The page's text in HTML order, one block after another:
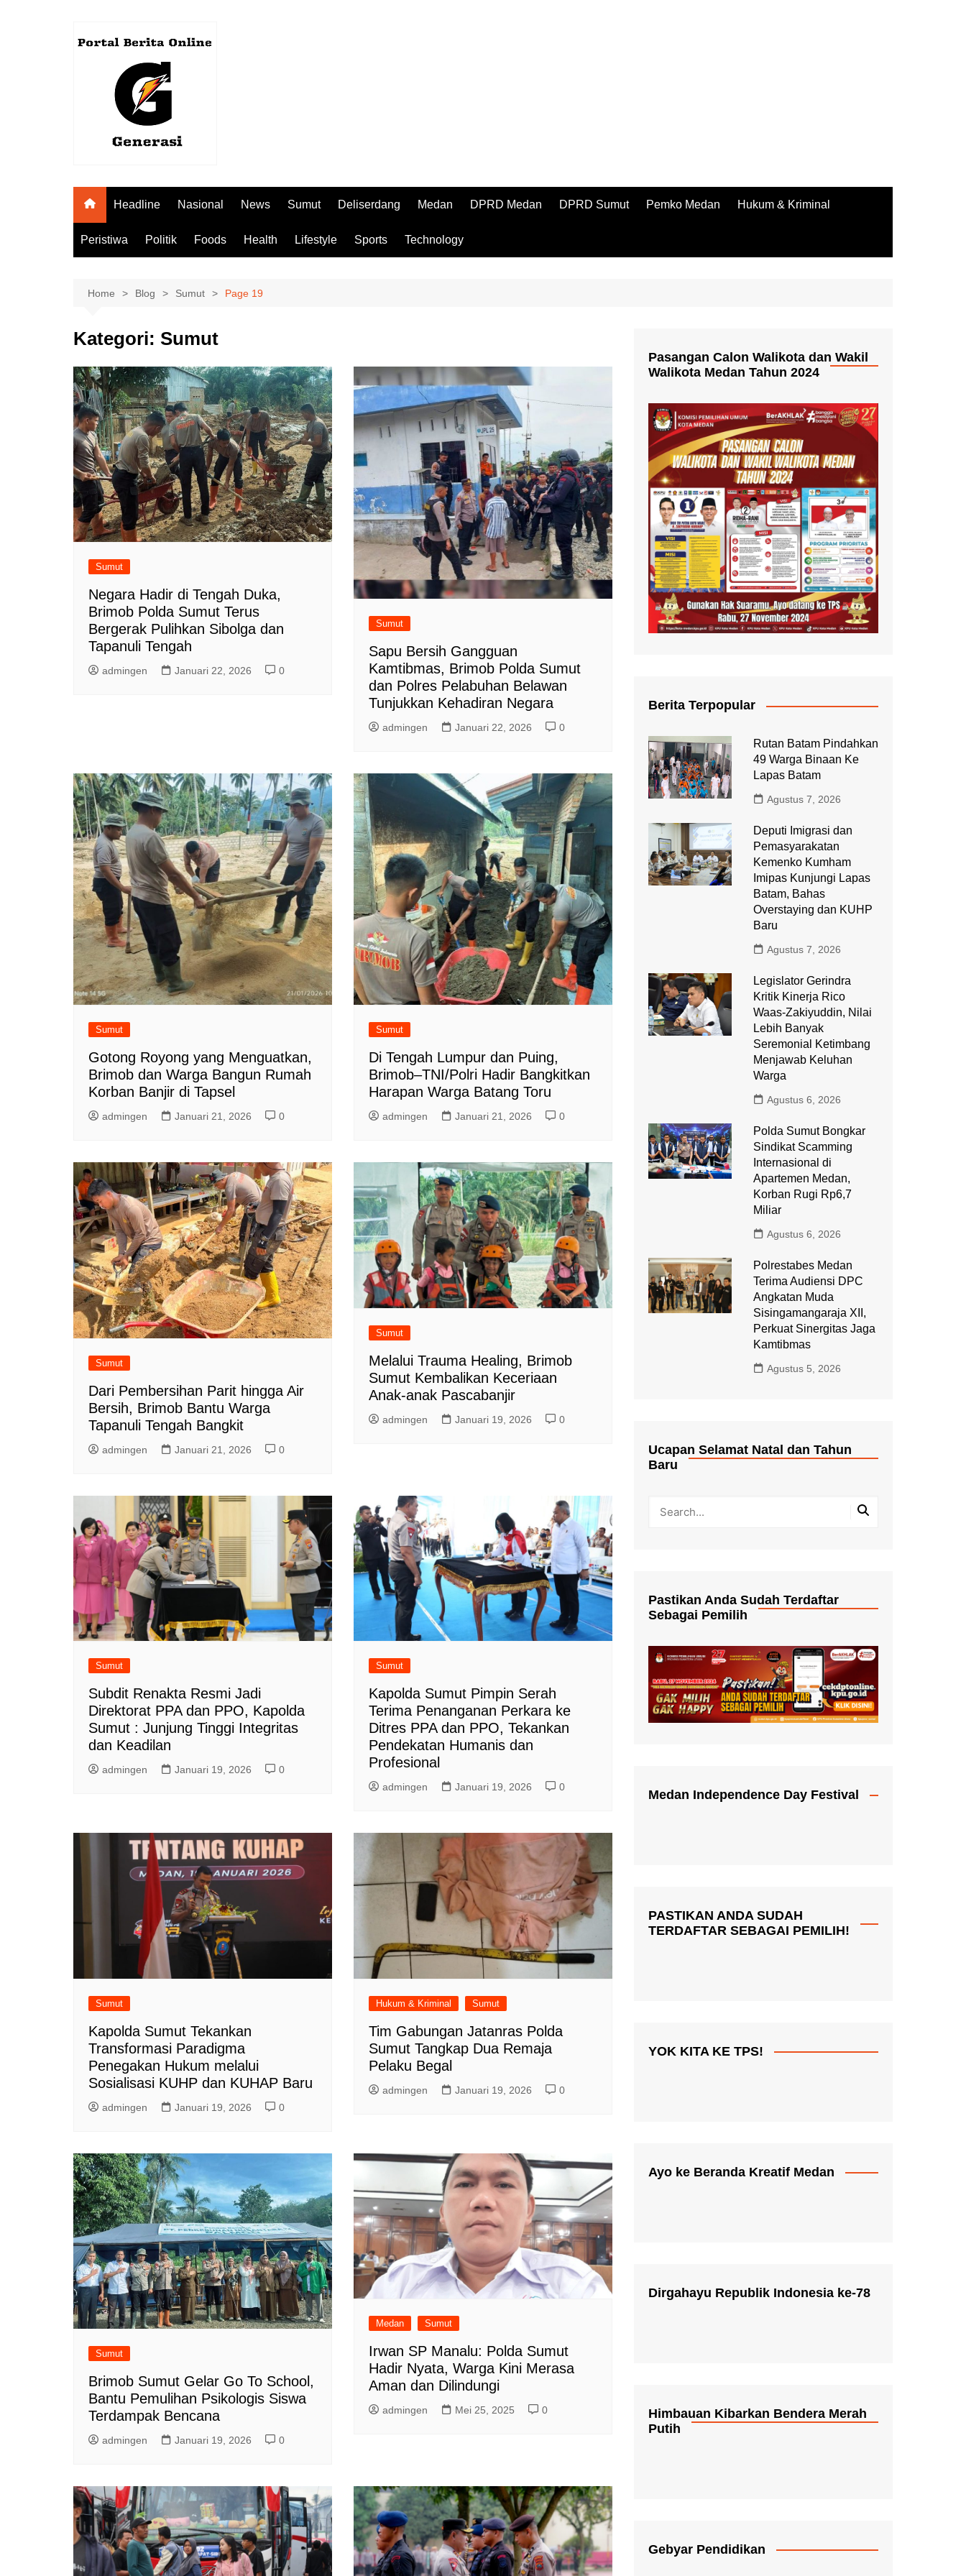
Headline Nasional News Sumut Deliserdang Medan DPRD Medan DPRD Sumut Pemko Medan Hukum & Kriminal
Peristiwa Politik Foods Health Lifestyle Sports Technology
Home Blog Sumut Page 19
Kategori: Sumut
Sumut
Negara Hadir di Tengah Duka,
Brimob Polda Sumut Terus
Bergerak Pulihkan Sibolga dan
Tapanuli Tengah
admingen Januari 22, 2026 0
Sumut
Sapu Bersih Gangguan
Kamtibmas, Brimob Polda Sumut
dan Polres Pelabuhan Belawan
Tunjukkan Kehadiran Negara
admingen Januari 22, 2026 0
Sumut
Gotong Royong yang Menguatkan,
Brimob dan Warga Bangun Rumah
Korban Banjir di Tapsel
admingen Januari 21, 2026 0
Sumut
Di Tengah Lumpur dan Puing,
Brimob–TNI/Polri Hadir Bangkitkan
Harapan Warga Batang Toru
admingen Januari 21, 2026 0
Sumut
Dari Pembersihan Parit hingga Air
Bersih, Brimob Bantu Warga
Tapanuli Tengah Bangkit
admingen Januari 21, 2026 0
Sumut
Melalui Trauma Healing, Brimob
Sumut Kembalikan Keceriaan
Anak-anak Pascabanjir
admingen Januari 19, 2026 0
Sumut
Subdit Renakta Resmi Jadi
Direktorat PPA dan PPO, Kapolda
Sumut : Junjung Tinggi Integritas
dan Keadilan
admingen Januari 19, 2026 0
Sumut
Kapolda Sumut Pimpin Serah
Terima Penanganan Perkara ke
Ditres PPA dan PPO, Tekankan
Pendekatan Humanis dan
Profesional
admingen Januari 19, 2026 0
Sumut
Kapolda Sumut Tekankan
Transformasi Paradigma
Penegakan Hukum melalui
Sosialisasi KUHP dan KUHAP Baru
admingen Januari 19, 2026 0
Hukum & Kriminal Sumut
Tim Gabungan Jatanras Polda
Sumut Tangkap Dua Remaja
Pelaku Begal
admingen Januari 19, 2026 0
Sumut
Brimob Sumut Gelar Go To School,
Bantu Pemulihan Psikologis Siswa
Terdampak Bencana
admingen Januari 19, 2026 0
Medan Sumut
Irwan SP Manalu: Polda Sumut
Hadir Nyata, Warga Kini Merasa
Aman dan Dilindungi
admingen Mei 25, 2025 0
Pasangan Calon Walikota dan Wakil
Walikota Medan Tahun 2024
Berita Terpopular
Rutan Batam Pindahkan
49 Warga Binaan Ke
Lapas Batam
Agustus 7, 2026
Deputi Imigrasi dan
Pemasyarakatan
Kemenko Kumham
Imipas Kunjungi Lapas
Batam, Bahas
Overstaying dan KUHP
Baru
Agustus 7, 2026
Legislator Gerindra
Kritik Kinerja Rico
Waas-Zakiyuddin, Nilai
Lebih Banyak
Seremonial Ketimbang
Menjawab Keluhan
Warga
Agustus 6, 2026
Polda Sumut Bongkar
Sindikat Scamming
Internasional di
Apartemen Medan,
Korban Rugi Rp6,7
Miliar
Agustus 6, 2026
Polrestabes Medan
Terima Audiensi DPC
Angkatan Muda
Sisingamangaraja XII,
Perkuat Sinergitas Jaga
Kamtibmas
Agustus 5, 2026
Ucapan Selamat Natal dan Tahun
Baru
Pastikan Anda Sudah Terdaftar
Sebagai Pemilih
Medan Independence Day Festival
PASTIKAN ANDA SUDAH
TERDAFTAR SEBAGAI PEMILIH!
YOK KITA KE TPS!
Ayo ke Beranda Kreatif Medan
Dirgahayu Republik Indonesia ke-78
Himbauan Kibarkan Bendera Merah
Putih
Gebyar Pendidikan